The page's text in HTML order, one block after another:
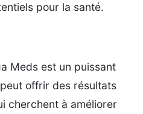
pour la santé.
Meds est un puissant
offrir des résultats
cherchent à améliorer